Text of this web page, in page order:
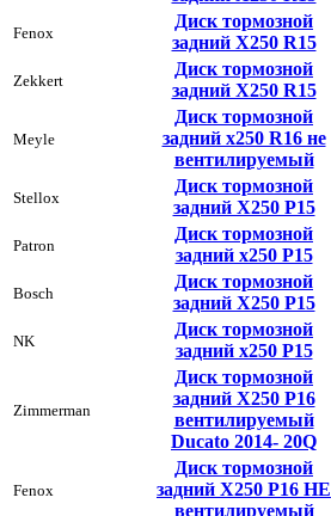
Fenox
Диск тормозной
задний Х250 R15
Zekkert
Диск тормозной
задний Х250 R15
Meyle
Диск тормозной
задний х250 R16 не
вентилируемый
Stellox
Диск тормозной
задний Х250 Р15
Patron
Диск тормозной
задний х250 Р15
Bosch
Диск тормозной
задний Х250 Р15
NK
Диск тормозной
задний х250 Р15
Zimmerman
Диск тормозной
задний Х250 Р16
вентилируемый
Ducato 2014- 20Q
Fenox
Диск тормозной
задний Х250 Р16 НЕ
вентилируемый